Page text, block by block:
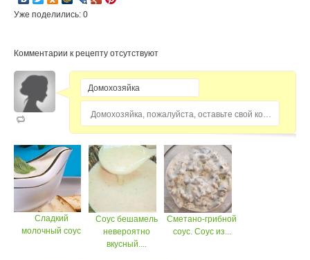
Уже поделились: 0
Комментарии к рецепту отсутствуют
Домохозяйка, пожалуйста, оставьте свой комментарий...
Сладкий
молочный соус
Соус бешамель
невероятно
вкусный....
Сметано-грибной
соус. Соус из...